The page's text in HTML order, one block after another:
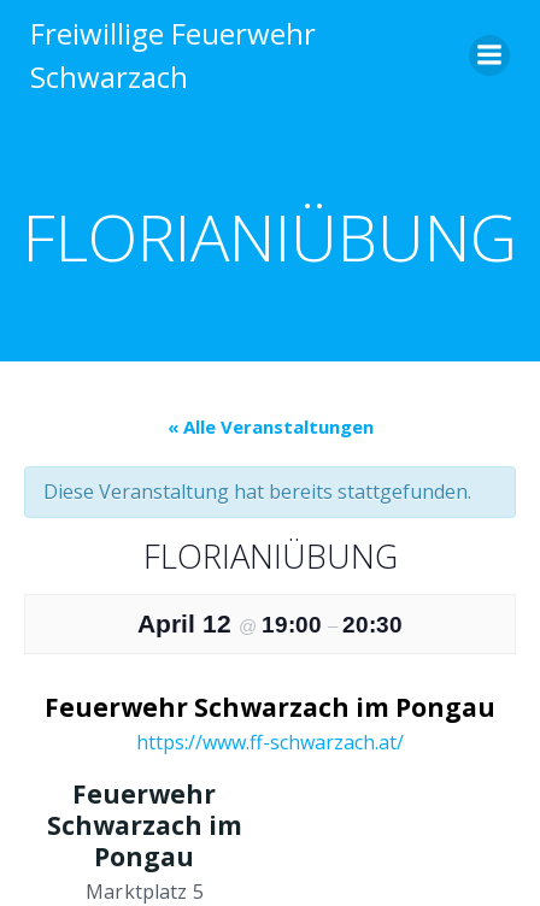
Inhalt
Freiwillige Feuerwehr
Schwarzach
FLORIANIÜBUNG
« Alle Veranstaltungen
Diese Veranstaltung hat bereits stattgefunden.
FLORIANIÜBUNG
April 12 @ 19:00 – 20:30
Feuerwehr Schwarzach im Pongau
https://www.ff-schwarzach.at/
Feuerwehr
Schwarzach im
Pongau
Marktplatz 5